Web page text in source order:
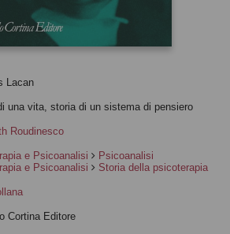
Lacan
una vita, storia di un sistema di pensiero
Roudinesco
e Psicoanalisi
Psicoanalisi
e Psicoanalisi
Storia della psicoterapia
Cortina Editore